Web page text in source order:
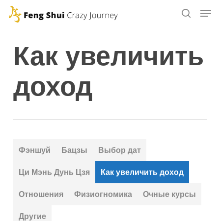
Skip
contentКак увеличить
доход
Фэншуй Бацзы Выбор дат
Ци Мэнь Дунь Цзя Как увеличить доход
Отношения Физиогномика Очные курсы
Другие